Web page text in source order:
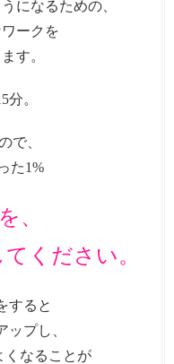
になるための、
ークを
す。
分。
で、
た1%
、
ください。
すると
ップし、
くなることが